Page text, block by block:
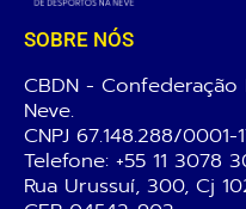
SOBRE NÓS
CBDN -
Neve.
CNPJ 67.148.288/0001-
Telefone: +55 11 3078
Rua Urussuí, 300, Cj